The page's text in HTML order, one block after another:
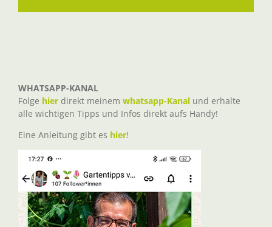
WHATSAPP-KANAL
Folge hier direkt meinem whatsapp-Kanal und erhalte
alle wichtigen Tipps und Infos direkt aufs Handy!
Eine Anleitung gibt es hier!